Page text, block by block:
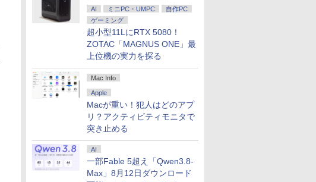
AI ミニPC・UMPC
自作PC
ゲーミング
超小型11LにRTX 5080！
ZOTAC「MAGNUS ONE」最
上位機の実力を探る
Mac Info
Apple
Macが重い！犯人はどのアプ
リ？アクティビティモニタで
突き止める
AI
一部Fable 5超え「Qwen3.8-
Max」8月12日ダウンロード